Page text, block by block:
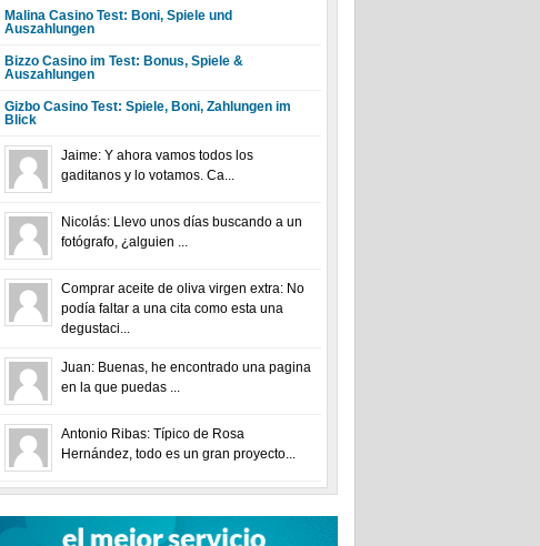
Malina Casino Test: Boni, Spiele und
Auszahlungen
Bizzo Casino im Test: Bonus, Spiele &
Auszahlungen
Gizbo Casino Test: Spiele, Boni, Zahlungen im
Blick
Jaime: Y ahora vamos todos los
gaditanos y lo votamos. Ca...
Nicolás: Llevo unos días buscando a un
fotógrafo, ¿alguien ...
Comprar aceite de oliva virgen extra: No
podía faltar a una cita como esta una
degustaci...
Juan: Buenas, he encontrado una pagina
en la que puedas ...
Antonio Ribas: Típico de Rosa
Hernández, todo es un gran proyecto...